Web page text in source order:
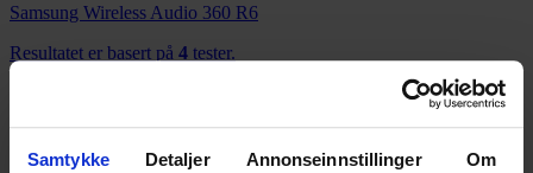
Samtykke Detaljer Annonseinnstillinger Om
Samsung Wireless Audio 360 R6
Resultatet er basert på 4 tester.
78
JBL Charge 3